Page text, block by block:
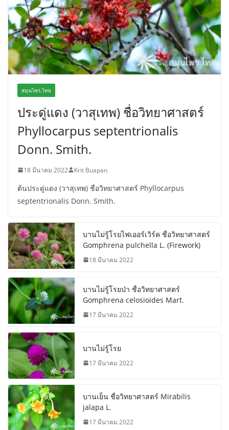
สมุนไพร.ไทย
ประดู่แดง (วาสุเทพ) ชื่อวิทยาศาสตร์
Phyllocarpus septentrionalis
Donn. Smith.
18 มีนาคม 2022 Krit Buapan
ต้นประดู่แดง (วาสุเทพ) ชื่อวิทยาศาสตร์ Phyllocarpus
septentrionalis Donn. Smith.
บานไม่รู้โรยไฟเออร์เวิร์ค ชื่อวิทยาศาสตร์
Gomphrena pulchella L. (Firework)
18 มีนาคม 2022
บานไม่รู้โรยป่า ชื่อวิทยาศาสตร์
Gomphrena celosioides Mart.
17 มีนาคม 2022
บานไม่รู้โรย
17 มีนาคม 2022
บานเย็น ชื่อวิทยาศาสตร์ Mirabilis
jalapa L.
17 มีนาคม 2022